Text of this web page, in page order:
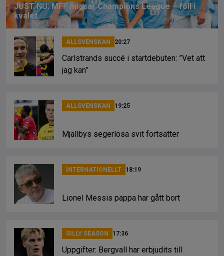
JUST NU: MFF missar Champions League – föll i
kvalet
ALLSVENSKAN 20:27
Carlstrands succé i startdebuten: ”Vet att
jag kan”
ALLSVENSKAN 19:25
Mjällbys segerlösa svit fortsätter
INTERNATIONELLT 18:19
Lionel Messis pappa har gått bort
SILLY SEASON 17:36
Uppgifter: Bergvall har erbjudits till